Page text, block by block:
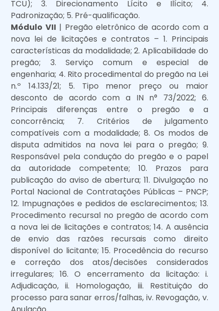
TCU); 3. Direcionamento Lícito e Ilícito; 4.
Padronização; 5. Pré-qualificação.
Módulo VII | Pregão eletrônico de acordo com a
nova lei de licitações e contratos – 1. Principais
características da modalidade; 2. Aplicabilidade do
pregão; 3. Serviço comum e especial de
engenharia; 4. Rito procedimental do pregão na Lei
n.º 14.133/21; 5. Tipo menor preço ou maior
desconto de acordo com a IN n° 73/2022; 6.
Principais diferenças entre o pregão e a
concorrência; 7. Critérios de julgamento
compatíveis com a modalidade; 8. Os modos de
disputa admitidos na nova lei para o pregão; 9.
Responsável pela condução do pregão e o papel
da autoridade competente; 10. Prazos para
publicação do aviso de abertura; 11. Divulgação no
Portal Nacional de Contratações Públicas – PNCP;
12. Impugnações e pedidos de esclarecimentos; 13.
Procedimento recursal no pregão de acordo com
a nova lei de licitações e contratos; 14. A ausência
de envio das razões recursais como direito
disponível do licitante; 15. Procedência do recurso
e correção dos atos/decisões considerados
irregulares; 16. O encerramento da licitação: i.
Adjudicação, ii. Homologação, iii. Restituição do
processo para sanar erros/falhas, iv. Revogação, v.